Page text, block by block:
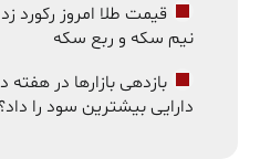
قیمت طلا امروز رکورد
نیم سکه و ربع سکه
دارایی بیشترین سود را داد؟